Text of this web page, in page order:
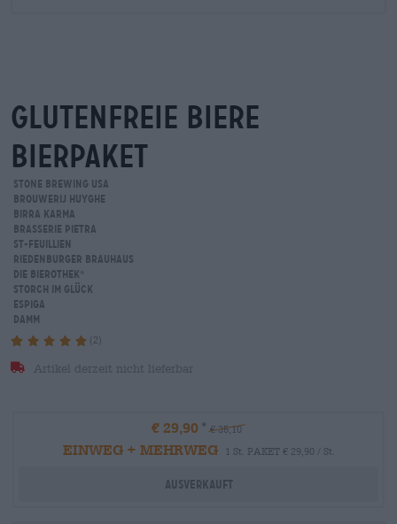
glutenfreie biere
Bierpaket
Stone Brewing USA
Brouwerij Huyghe
Birra Karma
Brasserie Pietra
St-Feuillien
Riedenburger Brauhaus
Die Bierothek
Storch im Glück
Espiga
Damm
(2)
Artikel derzeit nicht lieferbar
€ 29,90 € 35,10
EINWEG + MEHRWEG 1 St. PAKET € 29,90 / St.
Ausverkauft